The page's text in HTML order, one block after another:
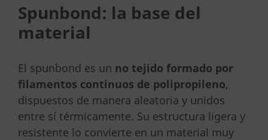
Spunbond: la base del
material
El spunbond es un no tejido formado por
filamentos continuos de polipropileno,
dispuestos de manera aleatoria y unidos
entre sí térmicamente. Su estructura ligera y
resistente lo convierte en un material muy